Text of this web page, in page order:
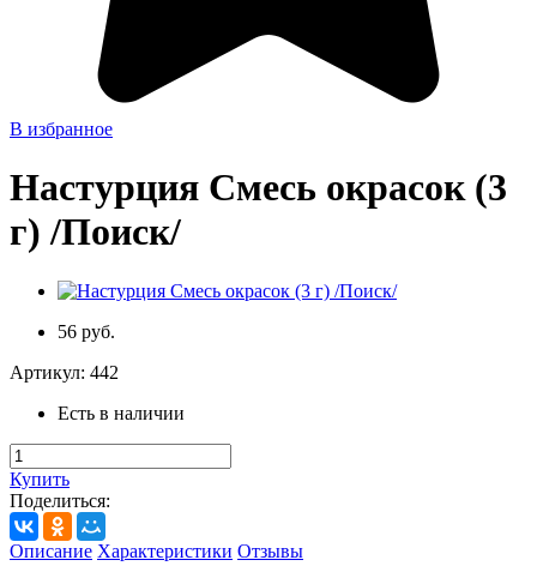
В избранное
Настурция Смесь окрасок (3
г) /Поиск/
56 руб.
Артикул: 442
Есть в наличии
Купить
Поделиться:
Описание Характеристики Отзывы